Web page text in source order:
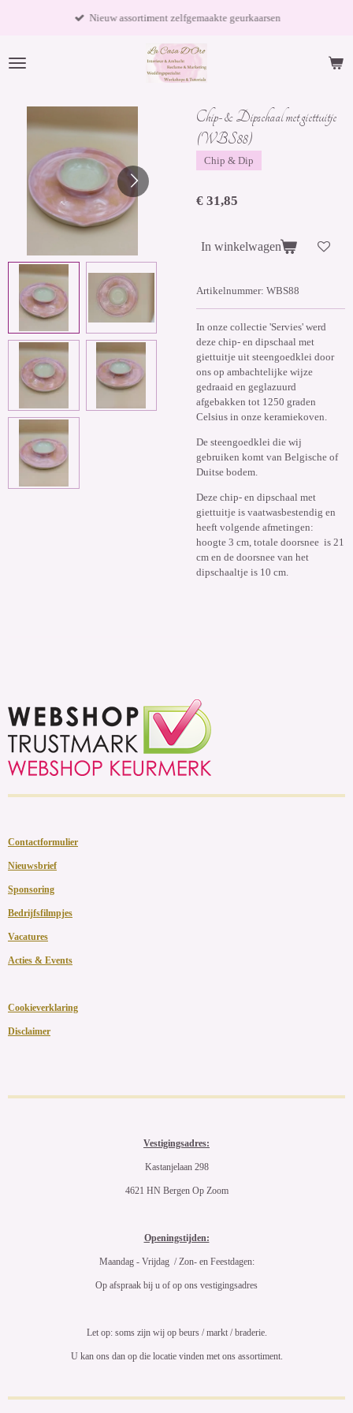
de
Nieuw assortiment zelfgemaakte geurkaarsen
Chip- & Dipschaal met giettuitje
(WBS88)
Chip & Dip
€ 31,85
In winkelwagen
Artikelnummer: WBS88
In onze collectie 'Servies' werd
deze chip- en dipschaal met
giettuitje uit steengoedklei door
ons op ambachtelijke wijze
gedraaid en geglazuurd
afgebakken tot 1250 graden
Celsius in onze keramiekoven.
De steengoedklei die wij
gebruiken komt van Belgische of
Duitse bodem.
Deze chip- en dipschaal met
giettuitje is vaatwasbestendig en
heeft volgende afmetingen:
hoogte 3 cm, totale doorsnee is 21
cm en de doorsnee van het
dipschaaltje is 10 cm.
Contactformulier
Nieuwsbrief
Sponsoring
Bedrijfsfilmpjes
Vacatures
Acties & Events
Cookieverklaring
Disclaimer
Vestigingsadres:
Kastanjelaan 298
4621 HN Bergen Op Zoom
Openingstijden:
Maandag - Vrijdag / Zon- en Feestdagen:
Op afspraak bij u of op ons vestigingsadres
Let op: soms zijn wij op beurs / markt / braderie.
U kan ons dan op die locatie vinden met ons assortiment.